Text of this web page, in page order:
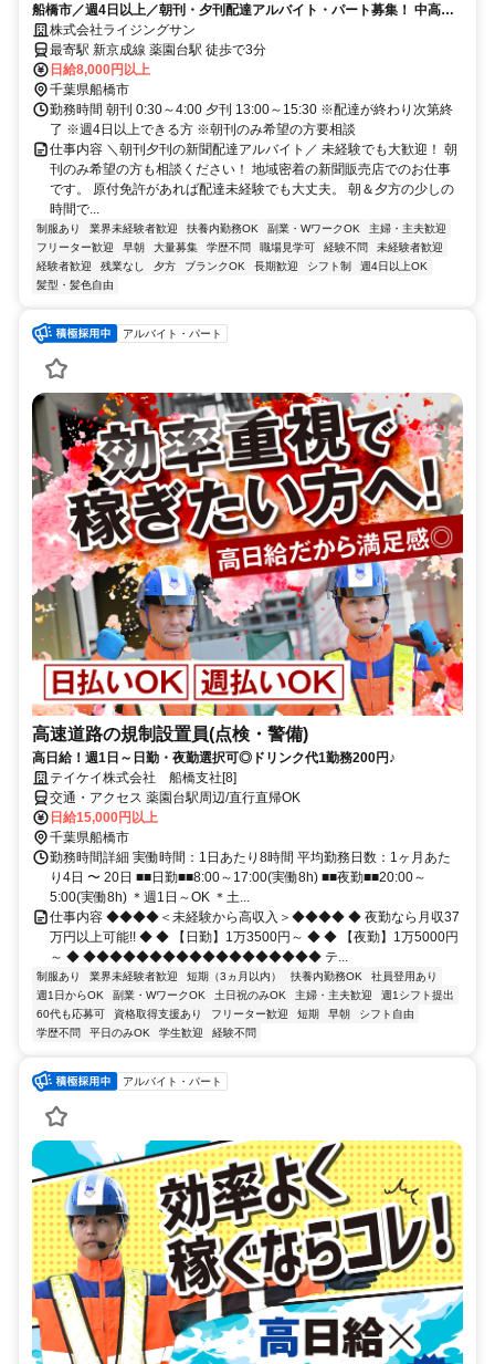
船橋市／週4日以上／朝刊・夕刊配達アルバイト・パート募集！ 中高年
活躍中／長期歓迎
株式会社ライジングサン
最寄駅 新京成線 薬園台駅 徒歩で3分
日給8,000円以上
千葉県船橋市
勤務時間 朝刊 0:30～4:00 夕刊 13:00～15:30 ※配達が終わり次第終
了 ※週4日以上できる方 ※朝刊のみ希望の方要相談
仕事内容 ＼朝刊夕刊の新聞配達アルバイト／ 未経験でも大歓迎！ 朝
刊のみ希望の方も相談ください！ 地域密着の新聞販売店でのお仕事
です。 原付免許があれば配達未経験でも大丈夫。 朝＆夕方の少しの
時間で...
制服あり 業界未経験者歓迎 扶養内勤務OK 副業・WワークOK
主婦・主夫歓迎
フリーター歓迎
早朝 大量募集 学歴不問 職場見学可 経験不問
未経験者歓迎
経験者歓迎
残業なし 夕方 ブランクOK 長期歓迎 シフト制
週4日以上OK
髪型・髪色自由
アルバイト・パート
高速道路の規制設置員(点検・警備)
高日給！週1日～日勤・夜勤選択可◎ドリンク代1勤務200円♪
テイケイ株式会社 船橋支社[8]
交通・アクセス 薬園台駅周辺/直行直帰OK
日給15,000円以上
千葉県船橋市
勤務時間詳細 実働時間：1日あたり8時間 平均勤務日数：1ヶ月あた
り4日 〜 20日 ■■日勤■■8:00～17:00(実働8h) ■■夜勤■■20:00～
5:00(実働8h) ＊週1日～OK ＊土...
仕事内容 ◆◆◆◆＜未経験から高収入＞◆◆◆◆ ◆ 夜勤なら月収37
万円以上可能!! ◆ ◆ 【日勤】1万3500円～ ◆ ◆ 【夜勤】1万5000円
～ ◆ ◆◆◆◆◆◆◆◆◆◆◆◆◆◆◆◆◆◆ テ...
制服あり 業界未経験者歓迎 短期（3ヵ月以内） 扶養内勤務OK
社員登用あり
週1日からOK
副業・WワークOK 土日祝のみOK 主婦・主夫歓迎
週1シフト提出
60代も応募可
資格取得支援あり フリーター歓迎 短期 早朝
シフト自由
学歴不問
平日のみOK 学生歓迎 経験不問
アルバイト・パート